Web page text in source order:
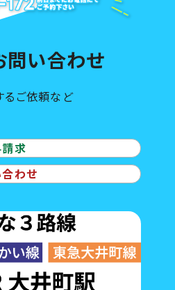
問い合わせ
ご依頼など
求
わせ